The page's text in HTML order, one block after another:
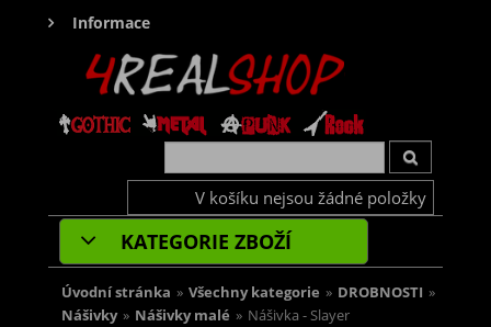
Informace
V košíku nejsou žádné položky
KATEGORIE ZBOŽÍ
Úvodní stránka » Všechny kategorie » DROBNOSTI »
Nášivky » Nášivky malé » Nášivka - Slayer